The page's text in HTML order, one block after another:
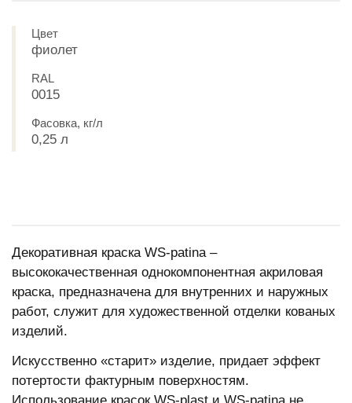
Цвет
фиолет
RAL
0015
Фасовка, кг/л
0,25 л
Декоративная краска WS-patina –
высококачественная однокомпонентная акриловая
краска, предназначена для внутренних и наружных
работ, служит для художественной отделки кованых
изделий.
Искусственно «старит» изделие, придает эффект
потертости фактурным поверхностям.